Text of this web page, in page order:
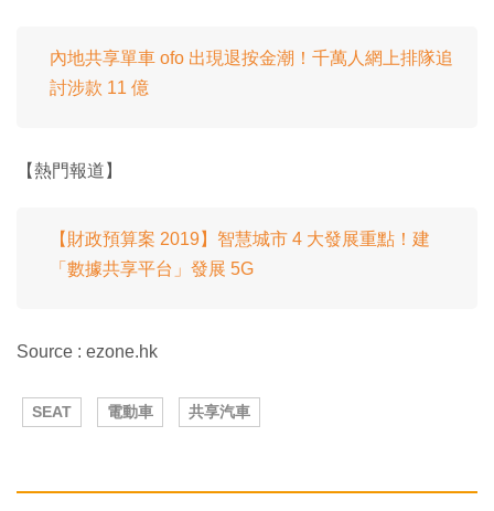
內地共享單車 ofo 出現退按金潮！千萬人網上排隊追
討涉款 11 億
【熱門報道】
【財政預算案 2019】智慧城市 4 大發展重點！建
「數據共享平台」發展 5G
Source : ezone.hk
SEAT 電動車 共享汽車